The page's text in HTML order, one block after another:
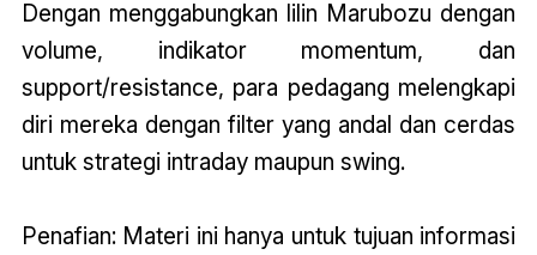
Dengan menggabungkan lilin Marubozu dengan
volume, indikator momentum, dan
support/resistance, para pedagang melengkapi
diri mereka dengan filter yang andal dan cerdas
untuk strategi intraday maupun swing.
Penafian: Materi ini hanya untuk tujuan informasi